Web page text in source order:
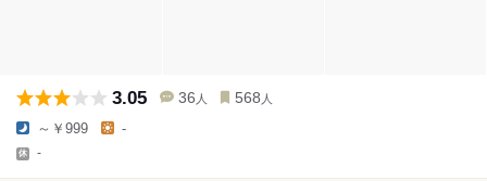
3.05 36 人 568 人
～￥999 -
-